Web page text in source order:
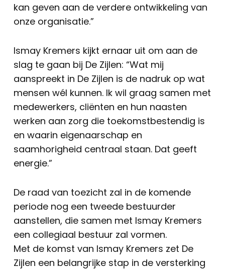
kan geven aan de verdere ontwikkeling van
onze organisatie.”
Ismay Kremers kijkt ernaar uit om aan de
slag te gaan bij De Zijlen: “Wat mij
aanspreekt in De Zijlen is de nadruk op wat
mensen wél kunnen. Ik wil graag samen met
medewerkers, cliënten en hun naasten
werken aan zorg die toekomstbestendig is
en waarin eigenaarschap en
saamhorigheid centraal staan. Dat geeft
energie.”
De raad van toezicht zal in de komende
periode nog een tweede bestuurder
aanstellen, die samen met Ismay Kremers
een collegiaal bestuur zal vormen.
Met de komst van Ismay Kremers zet De
Zijlen een belangrijke stap in de versterking